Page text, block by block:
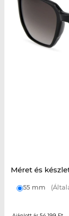
Méret és
55 mm